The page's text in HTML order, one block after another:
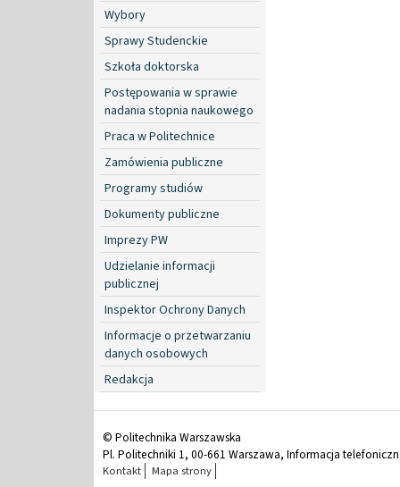
Wybory
Sprawy Studenckie
Szkoła doktorska
Postępowania w sprawie
nadania stopnia naukowego
Praca w Politechnice
Zamówienia publiczne
Programy studiów
Dokumenty publiczne
Imprezy PW
Udzielanie informacji
publicznej
Inspektor Ochrony Danych
Informacje o przetwarzaniu
danych osobowych
Redakcja
© Politechnika Warszawska
Pl. Politechniki 1, 00-661 Warszawa, Informacja
Kontakt Mapa strony